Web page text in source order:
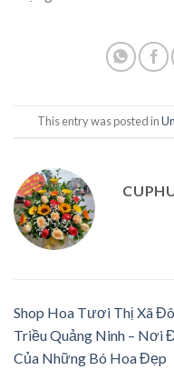
This entry was posted in
Shop Hoa Tươi Thị Xã
Triều Quảng Ninh – Nơi
Của Những Bó Hoa Đẹp